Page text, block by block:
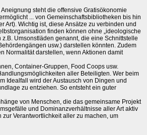
steht die offensive Gratisökonomie
... von Gemeinschaftsbibliotheken bis hin
Art). Wichtig ist, diese Ansätze zu verbinden und
finden können ohne „ideologische
Umsonstläden genannt, die eine Schnittstelle
usw.) darstellen könnten. Zudem
Normalität darstellen, wenn Aktionen damit
Container-Gruppen, Food Coops usw.
aller Beteiligten. Wer beim
Idealfall wird der Austausch von Dingen und
zu entziehen. So entsteht ein guter
von Menschen, die das gemeinsame Projekt
und Dominanzverhältnisse aller Art aktiv
Verantwortlichkeit aller zu machen, um